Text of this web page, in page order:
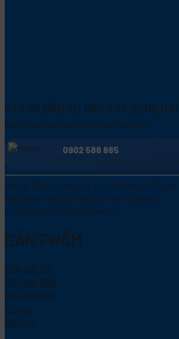
CTY CP ĐẦU TƯ MÁY XÂY DỰNG
cung cấp máy xây dựng, máy công trình
0902 588 885
Trụ sở:Tầng 5, tháp Tây, Tòa nhà Hancorp Plaza,
Đăng Ninh, Phường Nghĩa Đô, Hà Nội Email:
muahang@mayxaydunghaiau.vn
SẢN PHẨM
Máy xúc lật
Máy xúc đào
Máy san gạt
Máy lu
Máy cũ